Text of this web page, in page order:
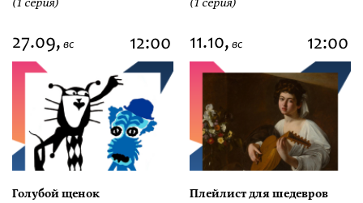
27.09, вс 12:00
Голубой щенок
11.10, вс 12:00
Плейлист для шедевров